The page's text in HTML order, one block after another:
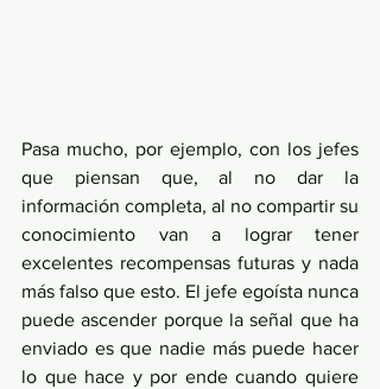
Pasa mucho, por ejemplo, con los jefes
que piensan que, al no dar la
información completa, al no compartir su
conocimiento van a lograr tener
excelentes recompensas futuras y nada
más falso que esto. El jefe egoísta nunca
puede ascender porque la señal que ha
enviado es que nadie más puede hacer
lo que hace y por ende cuando quiere